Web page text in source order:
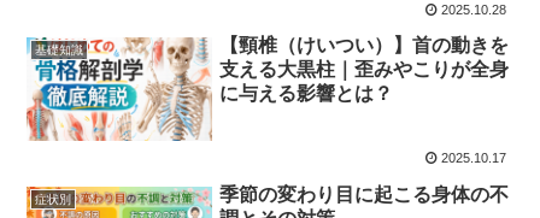
2025.10.28
基礎知識
【頸椎（けいつい）】首の動きを
支える大黒柱｜歪みやこりが全身
に与える影響とは？
2025.10.17
症状別
季節の変わり目に起こる身体の不